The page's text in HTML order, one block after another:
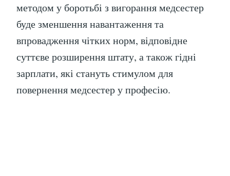
методом у боротьбі з вигорання медсестер
буде зменшення навантаження та
впровадження чітких норм, відповідне
суттєве розширення штату, а також гідні
зарплати, які стануть стимулом для
повернення медсестер у професію.